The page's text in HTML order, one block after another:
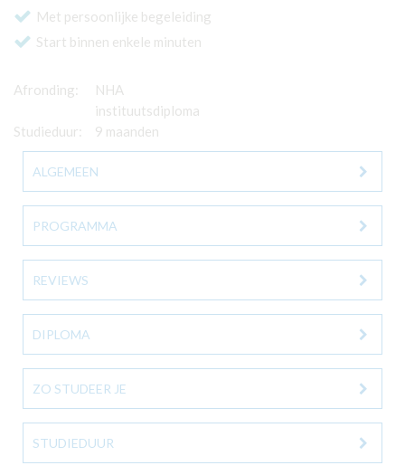
Met persoonlijke begeleiding
Start binnen enkele minuten
Afronding:
NHA
instituutsdiploma
Studieduur:
9 maanden
ALGEMEEN
PROGRAMMA
REVIEWS
DIPLOMA
ZO STUDEER JE
STUDIEDUUR